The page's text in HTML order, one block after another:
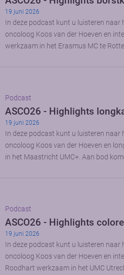
19 juni 2026
In deze podcast kunt u luisteren naar
oncoloog Koos van der Hoeven en
werkzaam in het Erasmus MC te
Podcast
ASCO26 - Highlights
19 juni 2026
In deze podcast kunt u luisteren naar
oncoloog Koos van der Hoeven en
in het Maastricht UMC+. Aan bod
Podcast
ASCO26 - Highlights
19 juni 2026
In deze podcast kunt u luisteren naar
oncoloog Koos van der Hoeven en
Roodhart werkzaam in het UMC